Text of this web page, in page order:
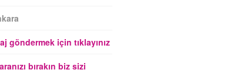
göndermek için tıklayınız
bırakın biz sizi